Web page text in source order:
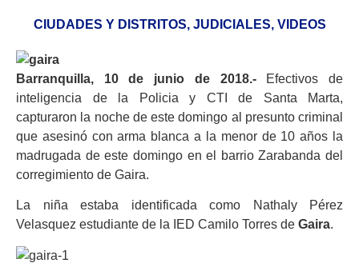
CIUDADES Y DISTRITOS, JUDICIALES, VIDEOS
Barranquilla, 10 de junio de 2018.-Efectivos de
inteligencia de la Policia y CTI de Santa Marta,
capturaron la noche de este domingo al presunto criminal
que asesinó con arma blanca a la menor de 10 años la
madrugada de este domingo en el barrio Zarabanda del
corregimiento de Gaira.
La niña estaba identificada como Nathaly Pérez
Velasquez estudiante de la IED Camilo Torres de Gaira.